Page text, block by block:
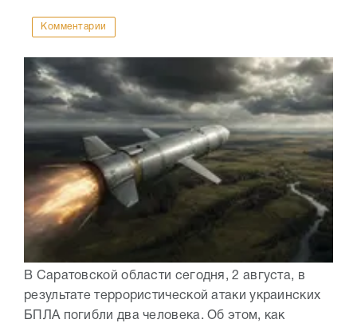
Комментарии
В Саратовской области сегодня, 2 августа, в
результате террористической атаки украинских
БПЛА погибли два человека. Об этом, как